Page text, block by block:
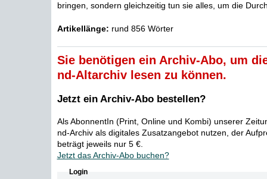
bringen, sondern gleichzeitig tun sie alles, um die
Artikellänge: rund 856 Wörter
Sie benötigen ein Archiv-Abo, um
nd-Altarchiv lesen zu können.
Jetzt ein Archiv-Abo bestellen?
Als AbonnentIn (Print, Online und Kombi) unserer
nd-Archiv als digitales Zusatzangebot nutzen, der
beträgt jeweils nur 5 €.
Jetzt das Archiv-Abo buchen?
Login